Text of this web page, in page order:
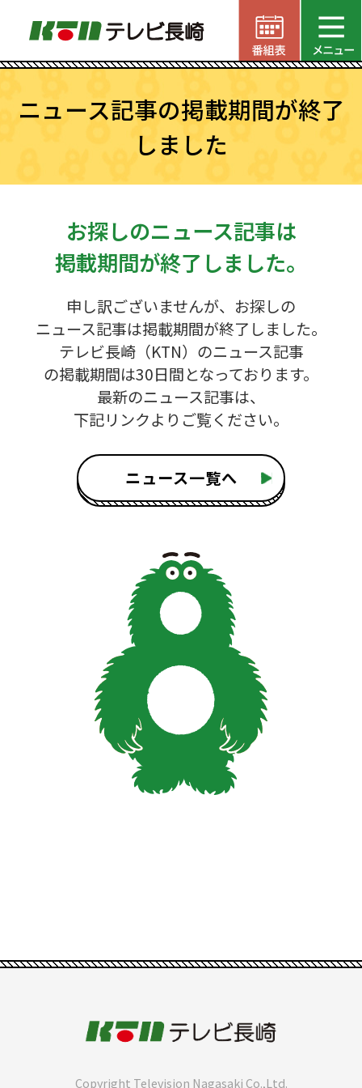
ニュース記事の掲載期間が終了
しました
お探しのニュース記事は
掲載期間が終了しました。
申し訳ございませんが、お探しの
ニュース記事は掲載期間が終了しました。
テレビ長崎（KTN）のニュース記事
の掲載期間は30日間となっております。
最新のニュース記事は、
下記リンクよりご覧ください。
ニュース一覧へ
Copyright Television Nagasaki Co.,Ltd.